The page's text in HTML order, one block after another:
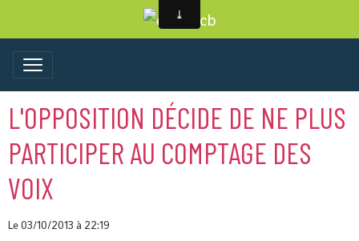
L'OPPOSITION DÉCIDE DE NE PLUS
PARTICIPER AU COMPTAGE DES
VOIX
Le 03/10/2013 à 22:19